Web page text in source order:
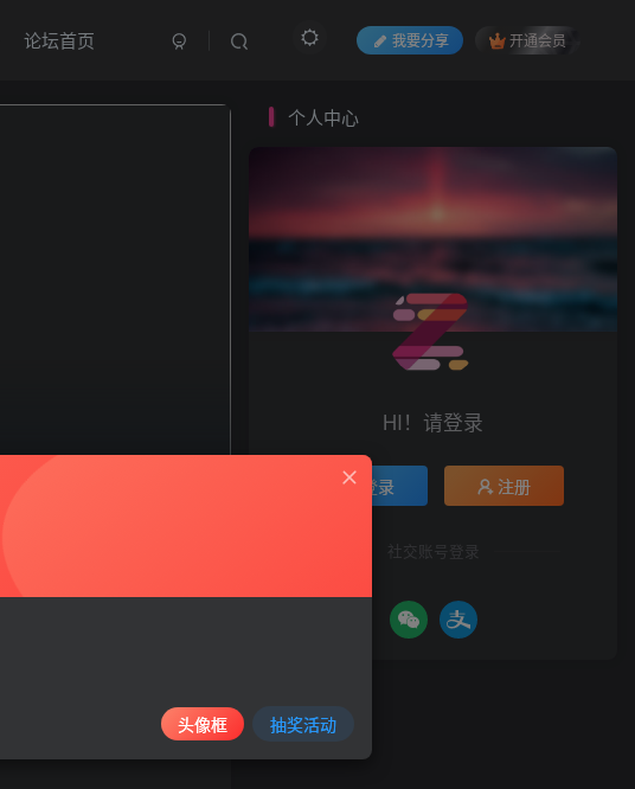
论坛首页 我要分享 开通会员
个人中心
HI！请登录
登录 注册
社交账号登录
头像框 抽奖活动